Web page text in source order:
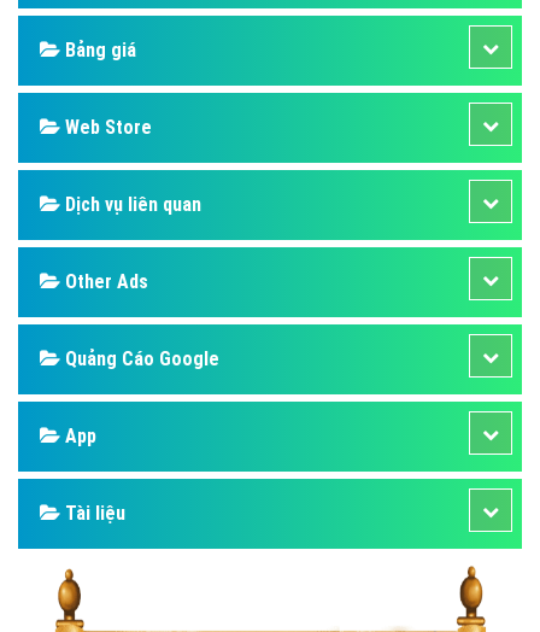
Bảng giá
Web Store
Dịch vụ liên quan
Other Ads
Quảng Cáo Google
App
Tài liệu